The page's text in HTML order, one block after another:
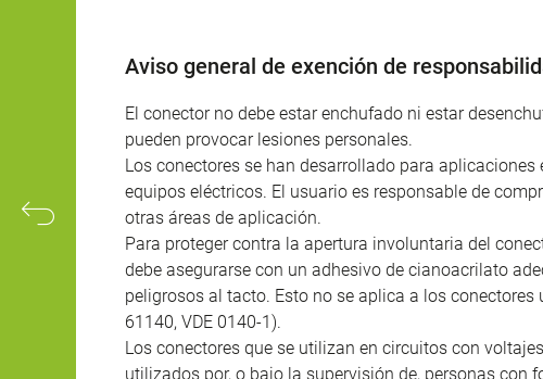
Aviso general de exención de
El conector no debe estar enchufado ni estar
pueden provocar lesiones personales.
Los conectores se han desarrollado para
equipos eléctricos. El usuario es responsable de
otras áreas de aplicación.
Para proteger contra la apertura involuntaria del
debe asegurarse con un adhesivo de cianoacrilato
peligrosos al tacto. Esto no se aplica a los conectores
61140, VDE 0140-1).
Los conectores que se utilizan en circuitos con
utilizados por, o bajo la supervisión de, personas con